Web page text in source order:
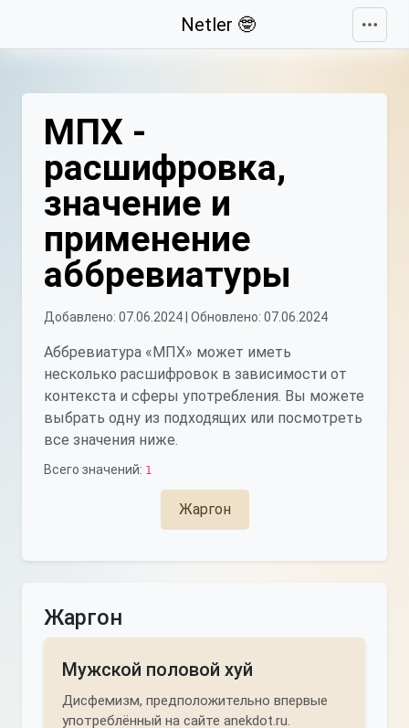
Netler 🤓
МПХ -
расшифровка,
значение и
применение
аббревиатуры
Добавлено: 07.06.2024 | Обновлено: 07.06.2024
Аббревиатура «МПХ» может иметь
несколько расшифровок в зависимости от
контекста и сферы употребления. Вы можете
выбрать одну из подходящих или посмотреть
все значения ниже.
Всего значений: 1
Жаргон
Жаргон
Мужской половой хуй
Дисфемизм, предположительно впервые
употреблённый на сайте anekdot.ru.